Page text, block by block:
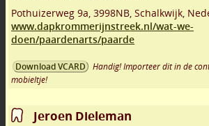
Pothuizerweg 9a 3998NB Schalkwijk
www.dapkrommerijnstreek.nl/wat-we-
doen/paardenarts/paarde
Download VCARD
Handig! Importeer dit in de
mobieltje!
Jeroen Dieleman